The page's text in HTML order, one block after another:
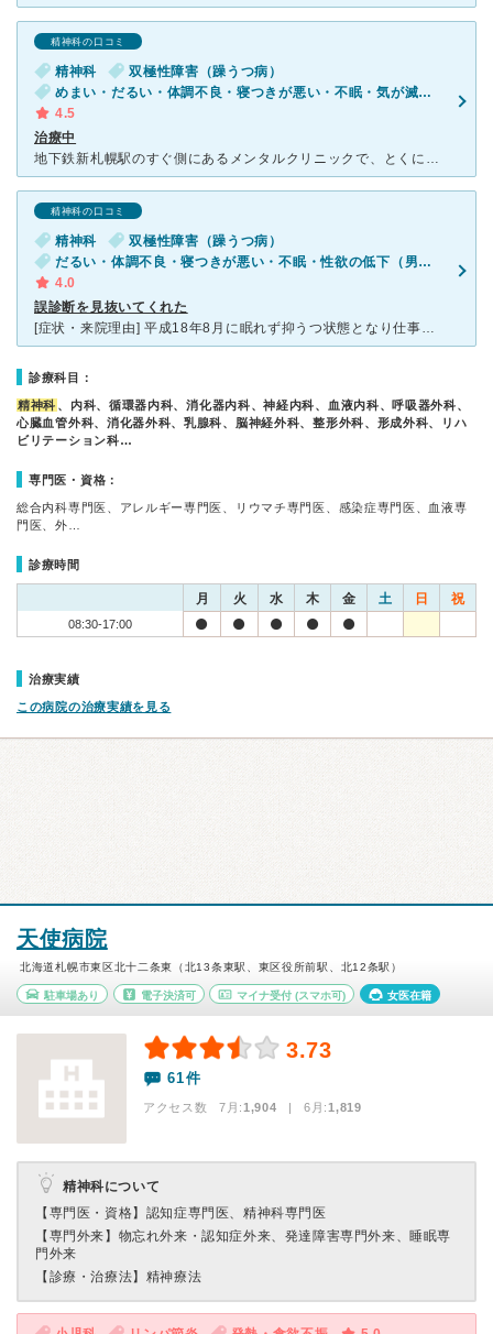
精神科の口コミ
精神科
双極性障害（躁うつ病）
めまい・だるい・体調不良・寝つきが悪い・不眠・気が滅入る・不安
4.5
治療中
地下鉄新札幌駅のすぐ側にあるメンタルクリニックで、とくに診察もせずに「気のせい」といわれ薬を出されました。 でも当時かかっていた内科にてうつ病の可能性があると言われました。 その後北大の他科にて診
精神科の口コミ
精神科
双極性障害（躁うつ病）
だるい・体調不良・寝つきが悪い・不眠・性欲の低下（男性）・気が滅入る・不安
4.0
誤診断を見抜いてくれた
[症状・来院理由] 平成18年8月に眠れず抑うつ状態となり仕事が出来なったため、石金病院（精神科）に行った。 しかし「極度の疲労」としか診断されず、睡眠専門のエルムの杜内科クリニックを紹介され、
診療科目：
精神科 、内科、循環器内科、消化器内科、神経内科、血液内科、呼吸器外科、
心臓血管外科、消化器外科、乳腺科、脳神経外科、整形外科、形成外科、リハ
ビリテーション科…
専門医・資格：
総合内科専門医、アレルギー専門医、リウマチ専門医、感染症専門医、血液専
門医、外…
診療時間
月 火 水 木 金 土 日 祝
08:30-17:00
治療実績
この病院の治療実績を見る
天使病院
北海道札幌市東区北十二条東（北13条東駅、東区役所前駅、北12条駅）
駐車場あり 電子決済可 マイナ受付 (スマホ可) 女医在籍
3.73
61件
アクセス数 7月:1,904 | 6月:1,819
精神科について
【専門医・資格】 認知症専門医、精神科専門医
【専門外来】 物忘れ外来・認知症外来、発達障害専門外来、睡眠専
門外来
【診療・治療法】 精神療法